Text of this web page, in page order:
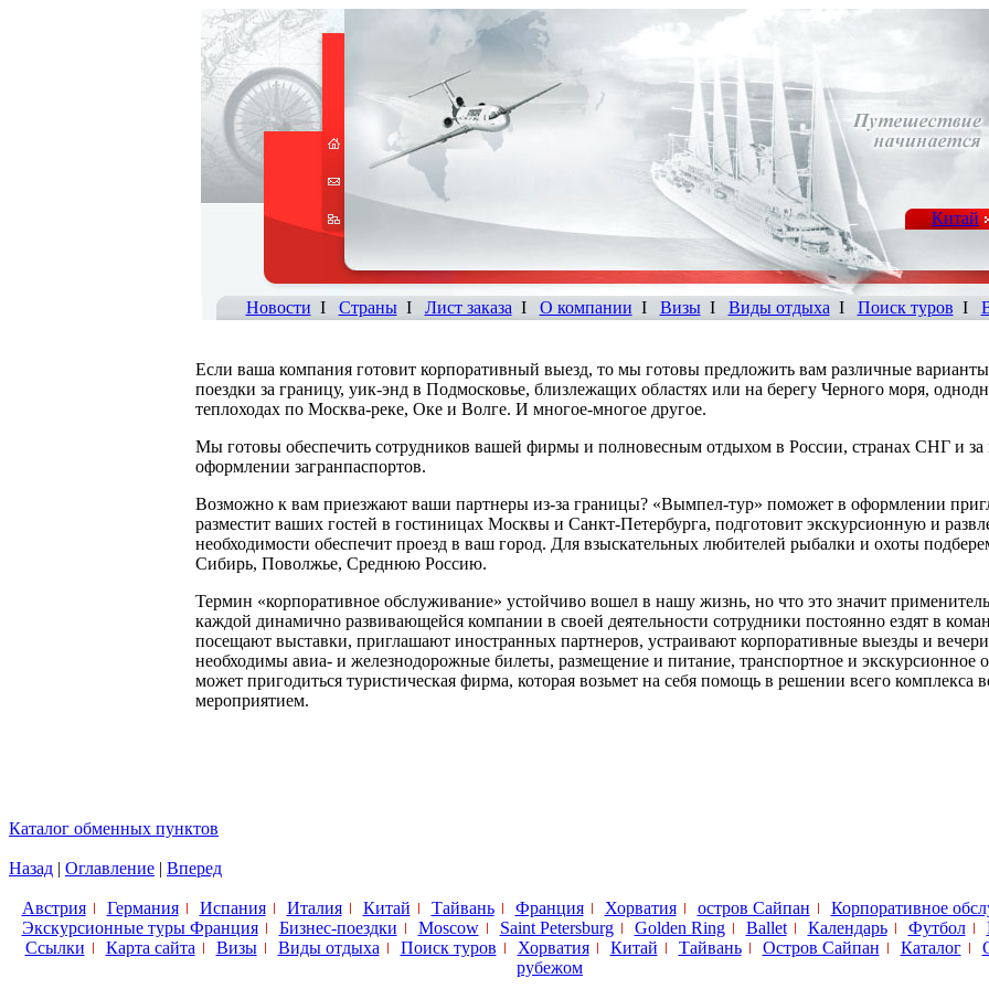
Китай
Новости I СтраныI Лист заказа I О компании I ВизыI Виды отдыха I Поиск туров I
Если ваша компания готовит корпоративный выезд, то мы готовы предложить вам различные
поездки за границу, уик-энд в Подмосковье, близлежащих областях или на берегу Черного моря,
теплоходах по Москва-реке, Оке и Волге. И многое-многое другое.
Мы готовы обеспечить сотрудников вашей фирмы и полновесным отдыхом в России, странах СНГ и
оформлении загранпаспортов.
Возможно к вам приезжают ваши партнеры из-за границы? «Вымпел-тур» поможет в оформлении
разместит ваших гостей в гостиницах Москвы и Санкт-Петербурга, подготовит экскурсионную и
необходимости обеспечит проезд в ваш город. Для взыскательных любителей рыбалки и охоты
Сибирь, Поволжье, Среднюю Россию.
Термин «корпоративное обслуживание» устойчиво вошел в нашу жизнь, но что это значит
каждой динамично развивающейся компании в своей деятельности сотрудники постоянно ездят в
посещают выставки, приглашают иностранных партнеров, устраивают корпоративные выезды и
необходимы авиа- и железнодорожные билеты, размещение и питание, транспортное и экскурсионное
может пригодиться туристическая фирма, которая возьмет на себя помощь в решении всего
мероприятием.
Каталог обменных пунктов
Назад | Оглавление | Вперед
Австрия Германия Испания Италия Китай Тайвань Франция Хорватия остров Сайпан
Корпоративное
Экскурсионные туры Франция
Бизнес-поездки Moscow Saint Petersburg Golden Ring Ballet Календарь Футбол
Ссылки
Карта сайта Визы Виды отдыха Поиск туров Хорватия Китай Тайвань Остров Сайпан Каталог
рубежом